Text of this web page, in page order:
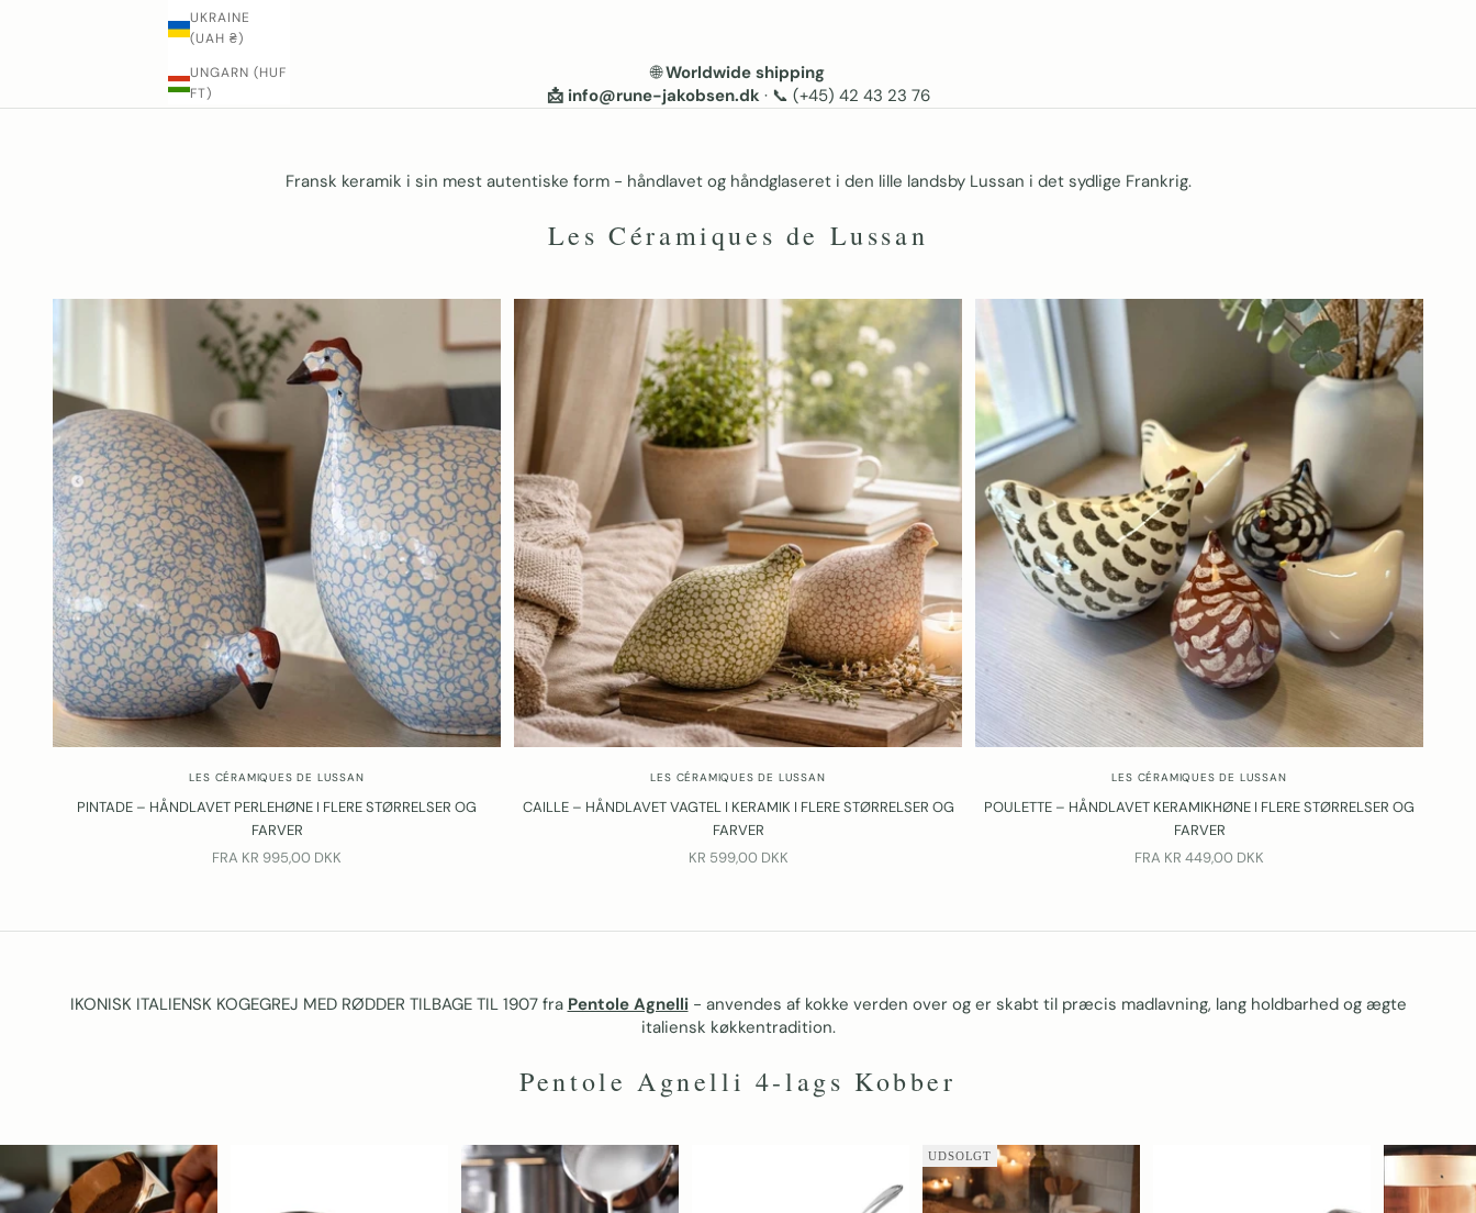
UKRAINE
(UAH ₴)
UNGARN (HUF
FT)
🌐Worldwide shipping
📩 info@rune-jakobsen.dk· 📞 (+45) 42 43 23 76
Fransk keramik i sin mest autentiske form - håndlavet og håndglaseret i den lille landsby Lussan i det sydlige Frankrig.
Les Céramiques de Lussan
LES CÉRAMIQUES DE LUSSAN
PINTADE – HÅNDLAVET PERLEHØNE I FLERE STØRRELSER OG
FARVER
SALGSPRIS
FRA KR 995,00 DKK
LES CÉRAMIQUES DE LUSSAN
CAILLE – HÅNDLAVET VAGTEL I KERAMIK I FLERE STØRRELSER OG
FARVER
SALGSPRIS
KR 599,00 DKK
LES CÉRAMIQUES DE LUSSAN
POULETTE – HÅNDLAVET KERAMIKHØNE I FLERE STØRRELSER OG
FARVER
SALGSPRIS
FRA KR 449,00 DKK
IKONISK ITALIENSK KOGEGREJ MED RØDDER TILBAGE TIL 1907 fra Pentole Agnelli- anvendes af kokke verden over og er skabt til præcis madlavning, lang holdbarhed og ægte
italiensk køkkentradition.
Pentole Agnelli 4-lags Kobber
UDSOLGT